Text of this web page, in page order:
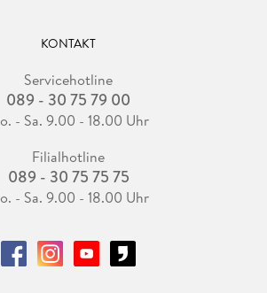
KONTAKT
Servicehotline
089 - 30 75 79 00
- Sa. 9.00 - 18.00 Uhr
Filialhotline
089 - 30 75 75 75
- Sa. 9.00 - 18.00 Uhr